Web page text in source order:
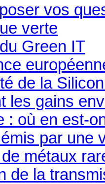
vos
verte
Green IT
de la
les gains
: où en est-
par une
métaux
de la